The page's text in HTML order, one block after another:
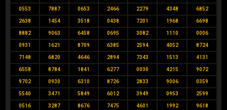
0553 7887 0653 2466 2279 4348 6852
2638 1454 3518 0438 7201 1968 6698
8882 9063 6458 0695 3082 1110 0006
0931 1621 8709 6385 2594 4052 8724
7148 6820 4646 2894 7343 1513 4131
6558 8784 1841 6277 0030 4215 9072
9702 0930 6310 8726 2833 9006 0359
5540 3471 5849 6012 3949 0953 2599
0516 3287 8676 7475 4601 1992 9618